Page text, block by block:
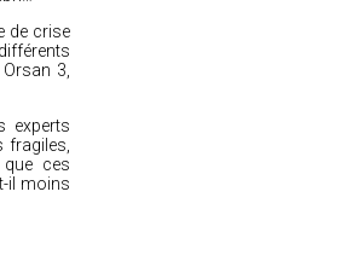
de crise
3,
experts
fragiles,
ces
il moins